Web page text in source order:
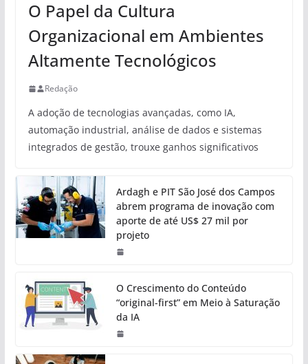
O Papel da Cultura
Organizacional em Ambientes
Altamente Tecnológicos
Redação
A adoção de tecnologias avançadas, como IA,
automação industrial, análise de dados e sistemas
integrados de gestão, trouxe ganhos significativos
Ardagh e PIT São José dos Campos
abrem programa de inovação com
aporte de até US$ 27 mil por
projeto
O Crescimento do Conteúdo
“original-first” em Meio à Saturação
da IA